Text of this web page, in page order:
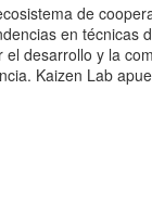
de
en
desarrollo y la
Kaizen Lab